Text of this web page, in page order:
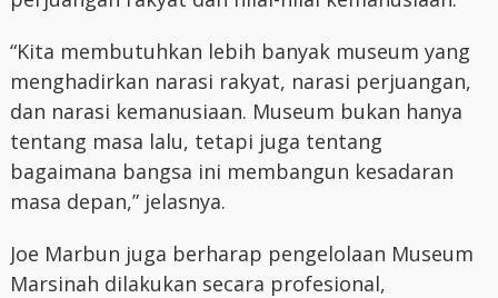
“Kita membutuhkan lebih banyak museum yang
menghadirkan narasi rakyat, narasi perjuangan,
dan narasi kemanusiaan. Museum bukan hanya
tentang masa lalu, tetapi juga tentang
bagaimana bangsa ini membangun kesadaran
masa depan,” jelasnya.
Joe Marbun juga berharap pengelolaan Museum
Marsinah dilakukan secara profesional,